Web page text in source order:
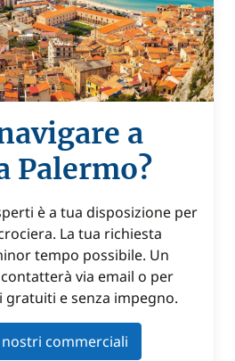
a
Palermo?
è a tua disposizione per
La tua richiesta
tempo possibile. Un
via email o per
e senza impegno.
commerciali